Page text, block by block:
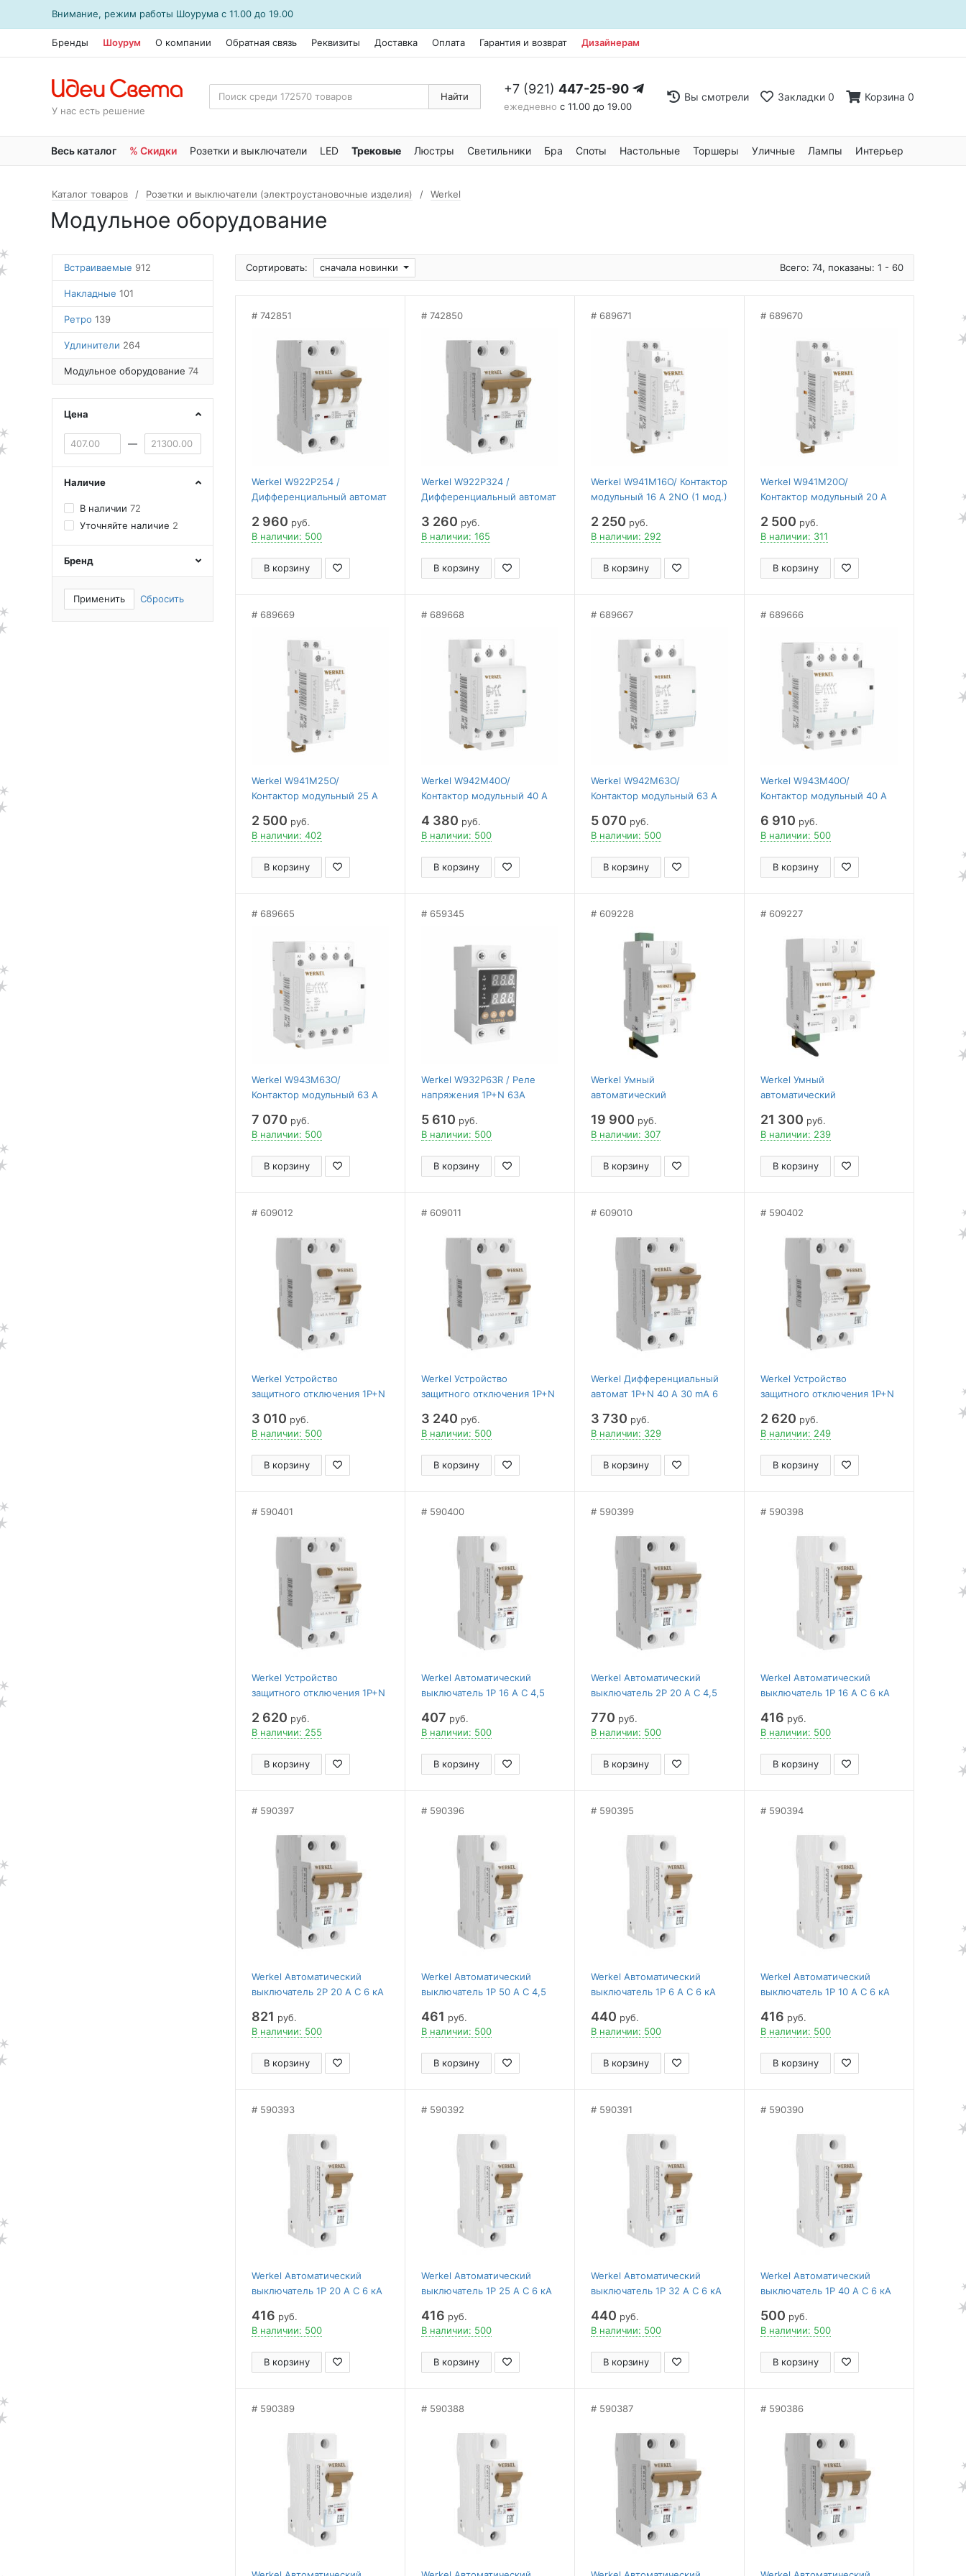
Внимание, режим работы Шоурума с 11.00 до 19.00
Бренды Шоурум О компании Обратная связь Реквизиты Доставка Оплата Гарантия и возврат Дизайнерам
У нас есть решение
Найти +7 (921) 447-25-90
ежедневно с 11.00 до 19.00
Вы смотрели Закладки 0 Корзина 0
Весь каталог % Скидки Розетки и выключатели LED Трековые Люстры Светильники Бра Споты Настольные Торшеры Уличные Лампы Интерьер
Каталог товаров Розетки и выключатели (электроустановочные изделия) Werkel
Модульное оборудование
Встраиваемые 912
Накладные 101
Ретро 139
Удлинители 264
Модульное оборудование 74
Цена
—
Наличие
В наличии 72
Уточняйте наличие 2
Бренд
Применить Сбросить
Сортировать: сначала новинки Всего: 74, показаны: 1 - 60
742851
Werkel W922P254 /
Дифференциальный автомат
W922P254
2 960 руб.
В наличии: 500
В корзину
742850
Werkel W922P324 /
Дифференциальный автомат
W922P324
3 260 руб.
В наличии: 165
В корзину
689671
Werkel W941M16O/ Контактор
модульный 16 A 2NO (1 мод.)
2 250 руб.
В наличии: 292
В корзину
689670
Werkel W941M20O/
Контактор модульный 20 A
2 500 руб.
В наличии: 311
В корзину
689669
Werkel W941M25O/
Контактор модульный 25 A
2 500 руб.
В наличии: 402
В корзину
689668
Werkel W942M40O/
Контактор модульный 40 A
4 380 руб.
В наличии: 500
В корзину
689667
Werkel W942M63O/
Контактор модульный 63 A
5 070 руб.
В наличии: 500
В корзину
689666
Werkel W943M40O/
Контактор модульный 40 A
6 910 руб.
В наличии: 500
В корзину
689665
Werkel W943M63O/
Контактор модульный 63 A
7 070 руб.
В наличии: 500
В корзину
659345
Werkel W932P63R / Реле
напряжения 1P+N 63А
5 610 руб.
В наличии: 500
В корзину
609228
Werkel Умный
автоматический
W1001P6301
19 900 руб.
В наличии: 307
В корзину
609227
Werkel Умный
автоматический
W1002P6301
21 300 руб.
В наличии: 239
В корзину
609012
Werkel Устройство
защитного отключения 1P+N
W812P404
3 010 руб.
В наличии: 500
В корзину
609011
Werkel Устройство
защитного отключения 1P+N
W912P404
3 240 руб.
В наличии: 500
В корзину
609010
Werkel Дифференциальный
автомат 1P+N 40 A 30 mA 6
3 730 руб.
В наличии: 329
В корзину
590402
Werkel Устройство
защитного отключения 1P+N
W912P256
2 620 руб.
В наличии: 249
В корзину
590401
Werkel Устройство
защитного отключения 1P+N
W912P406
2 620 руб.
В наличии: 255
В корзину
590400
Werkel Автоматический
выключатель 1P 16 A C 4,5
407 руб.
В наличии: 500
В корзину
590399
Werkel Автоматический
выключатель 2P 20 A C 4,5
770 руб.
В наличии: 500
В корзину
590398
Werkel Автоматический
выключатель 1P 16 A C 6 кА
416 руб.
В наличии: 500
В корзину
590397
Werkel Автоматический
выключатель 2P 20 A C 6 кА
821 руб.
В наличии: 500
В корзину
590396
Werkel Автоматический
выключатель 1P 50 A C 4,5
461 руб.
В наличии: 500
В корзину
590395
Werkel Автоматический
выключатель 1P 6 A C 6 кА
440 руб.
В наличии: 500
В корзину
590394
Werkel Автоматический
выключатель 1P 10 A C 6 кА
416 руб.
В наличии: 500
В корзину
590393
Werkel Автоматический
выключатель 1P 20 A C 6 кА
416 руб.
В наличии: 500
В корзину
590392
Werkel Автоматический
выключатель 1P 25 A C 6 кА
416 руб.
В наличии: 500
В корзину
590391
Werkel Автоматический
выключатель 1P 32 A C 6 кА
440 руб.
В наличии: 500
В корзину
590390
Werkel Автоматический
выключатель 1P 40 A C 6 кА
500 руб.
В наличии: 500
В корзину
590389 590388 590387 590386